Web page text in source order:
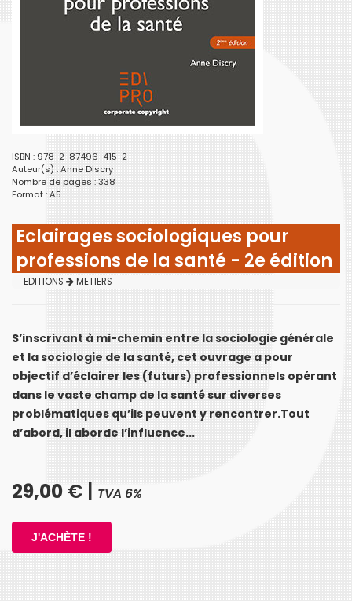
ISBN : 978-2-87496-415-2
Auteur(s) :Anne Discry
Nombre de pages : 338
Format : A5
Eclairages sociologiques pour
professions de la santé - 2e édition
EDITIONS METIERS
S’inscrivant à mi-chemin entre la sociologie générale
et la sociologie de la santé, cet ouvrage a pour
objectif d’éclairer les (futurs) professionnels opérant
dans le vaste champ de la santé sur diverses
problématiques qu’ils peuvent y rencontrer.Tout
d’abord, il aborde l’influence...
29,00 € | TVA 6%